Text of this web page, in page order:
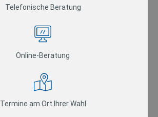
Telefonische Beratung
Online-Beratung
Termine am Ort Ihrer Wahl